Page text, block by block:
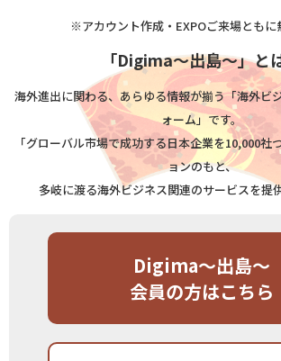
※アカウント作成・EXPOご来場ともに
「Digima～出島～」と
海外進出に関わる、あらゆる情報が揃う「海外ビ
ォーム」です。
「グローバル市場で成功する日本企業を10,000社
ョンのもと、
多岐に渡る海外ビジネス関連のサービスを提
Digima～出島～
会員の方はこちら